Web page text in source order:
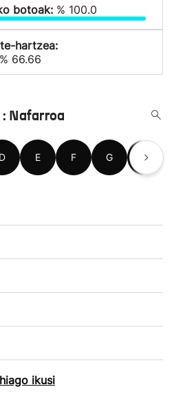
botoak: % 100.0
hartzea:
% 66.66
Nafarroa
D E F G H
ikusi